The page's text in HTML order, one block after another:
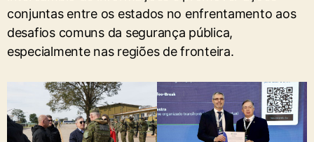
conjuntas entre os estados no enfrentamento aos
desafios comuns da segurança pública,
especialmente nas regiões de fronteira.